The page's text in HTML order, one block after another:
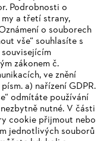
Podrobnosti o
a třetí strany,
o souborech
vše“ souhlasíte s
zákonem č.
ve znění
a) nařízení GDPR.
odmítáte používání
nutné. V části
cookie přijmout nebo
jednotlivých souborů